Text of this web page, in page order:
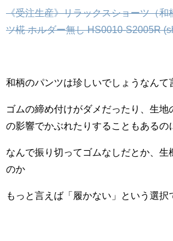
《受注生産》リラックスショーツ（和
ツ椛 ホルダー無し HS0010-S2005R
和柄のパンツは珍しいでしょうなんて
ゴムの締め付けがダメだったり、生地
の影響でかぶれたりすることもあるの
なんで振り切ってゴムなしだとか、生
のか
もっと言えば「履かない」という選択